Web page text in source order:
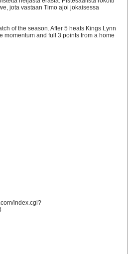
jota vastaan Timo ajoi jokaisessa
of the season. After 5 heats Kings Lynn
momentum and full 3 points from a home
index.cgi?